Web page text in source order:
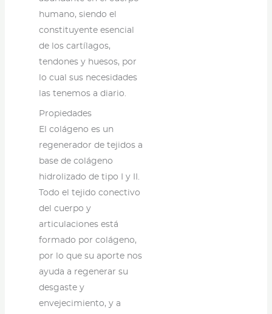
humano, siendo el
constituyente esencial
de los cartílagos,
tendones y huesos, por
lo cual sus necesidades
las tenemos a diario.
Propiedades
El colágeno es un
regenerador de tejidos a
base de colágeno
hidrolizado de tipo I y II.
Todo el tejido conectivo
del cuerpo y
articulaciones está
formado por colágeno,
por lo que su aporte nos
ayuda a regenerar su
desgaste y
envejecimiento, y a